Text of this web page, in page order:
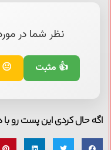
نظر شما در
👍 مثبت
اگه حال کردی این پست رو با